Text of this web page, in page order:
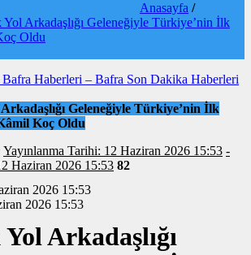
Anasayfa /
Yol Arkadaşlığı Geleneğiyle Türkiye’nin İlk
Oldu
Haberleri – Bafra Son Dakika Haberleri
Arkadaşlığı Geleneğiyle Türkiye’nin İlk
Koç Oldu
Yayınlanma Tarihi: 12 Haziran 2026 15:53 -
Haziran 2026 15:53 82
2026 15:53
2026 15:53
Yol Arkadaşlığı